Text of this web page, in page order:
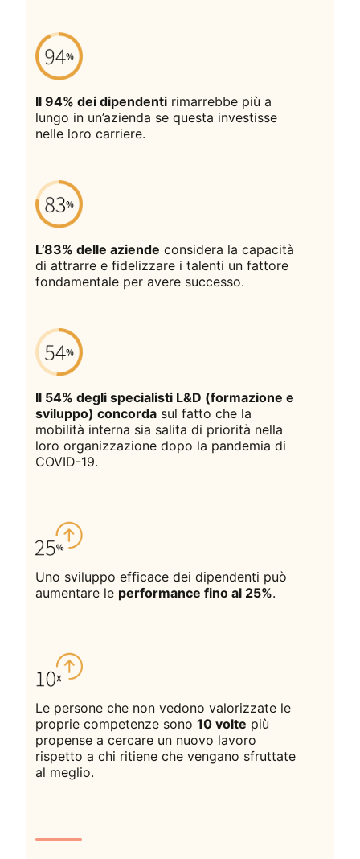
Il 94% dei dipendentirimarrebbe più a
lungo in un’azienda se questa investisse
nelle loro carriere.
L’83% delle aziende considera la capacità
di attrarre e fidelizzare i talenti un fattore
fondamentale per avere successo.
Il 54% degli specialisti L&D (formazione e
sviluppo) concordasul fatto che la
mobilità interna sia salita di priorità nella
loro organizzazione dopo la pandemia di
COVID-19.
Uno sviluppo efficace dei dipendenti può
aumentare le performance fino al 25%.
Le persone che non vedono valorizzate le
proprie competenze sono 10 volte più
propense a cercare un nuovo lavoro
rispetto a chi ritiene che vengano sfruttate
al meglio.